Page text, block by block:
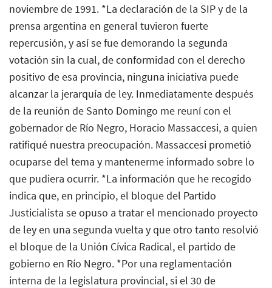
noviembre de 1991. *La declaración de la SIP y de la
prensa argentina en general tuvieron fuerte
repercusión, y así se fue demorando la segunda
votación sin la cual, de conformidad con el derecho
positivo de esa provincia, ninguna iniciativa puede
alcanzar la jerarquía de ley. Inmediatamente después
de la reunión de Santo Domingo me reuní con el
gobernador de Río Negro, Horacio Massaccesi, a quien
ratifiqué nuestra preocupación. Massaccesi prometió
ocuparse del tema y mantenerme informado sobre lo
que pudiera ocurrir. *La información que he recogido
indica que, en principio, el bloque del Partido
Justicialista se opuso a tratar el mencionado proyecto
de ley en una segunda vuelta y que otro tanto resolvió
el bloque de la Unión Cívica Radical, el partido de
gobierno en Río Negro. *Por una reglamentación
interna de la legislatura provincial, si el 30 de